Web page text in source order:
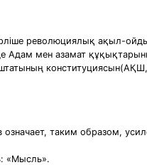
революциялық ақыл-
Адам мен азамат
таким образом,
«Мысль».